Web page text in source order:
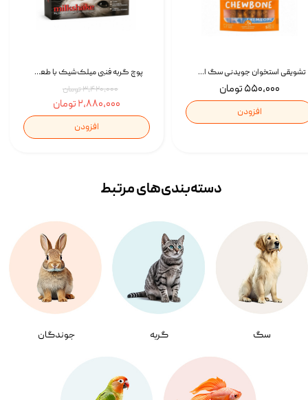
پوچ گربه فنبی میلک‌شیک با طعم مرغ Faenbei Cat Milk Shake Pouch بسته 12 عددی
۳,۴۲۰,۰۰۰ تومان
۲,۸۸۰,۰۰۰ تومان
افزودن
تشویقی استخوان جویدنی سگ اسنکی کرانچی با طعم مرغ Snacky Crunchy Munchy وزن 100 گرم
۵۵۰,۰۰۰ تومان
افزودن
سگ گربه جوندگان
دسته‌بندی‌‌های مرتبط